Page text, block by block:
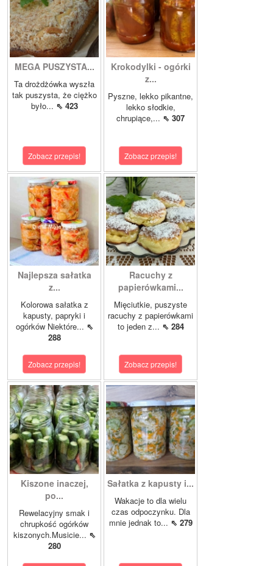
MEGA PUSZYSTA...
Ta drożdżówka wyszła
tak puszysta, że ciężko
było... ⇖ 423
Zobacz przepis!
Krokodylki - ogórki
z...
Pyszne, lekko pikantne,
lekko słodkie,
chrupiące,... ⇖ 307
Zobacz przepis!
Najlepsza sałatka
z...
Kolorowa sałatka z
kapusty, papryki i
ogórków Niektóre... ⇖
288
Zobacz przepis!
Racuchy z
papierówkami...
Mięciutkie, puszyste
racuchy z papierówkami
to jeden z... ⇖ 284
Zobacz przepis!
Kiszone inaczej,
po...
Rewelacyjny smak i
chrupkość ogórków
kiszonych.Musicie... ⇖
280
Sałatka z kapusty i...
Wakacje to dla wielu
czas odpoczynku. Dla
mnie jednak to... ⇖ 279